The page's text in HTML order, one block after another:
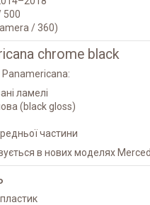
500
/ 360)
chrome black
Panamericana:
ламелі
(black gloss)
частини
в нових моделях